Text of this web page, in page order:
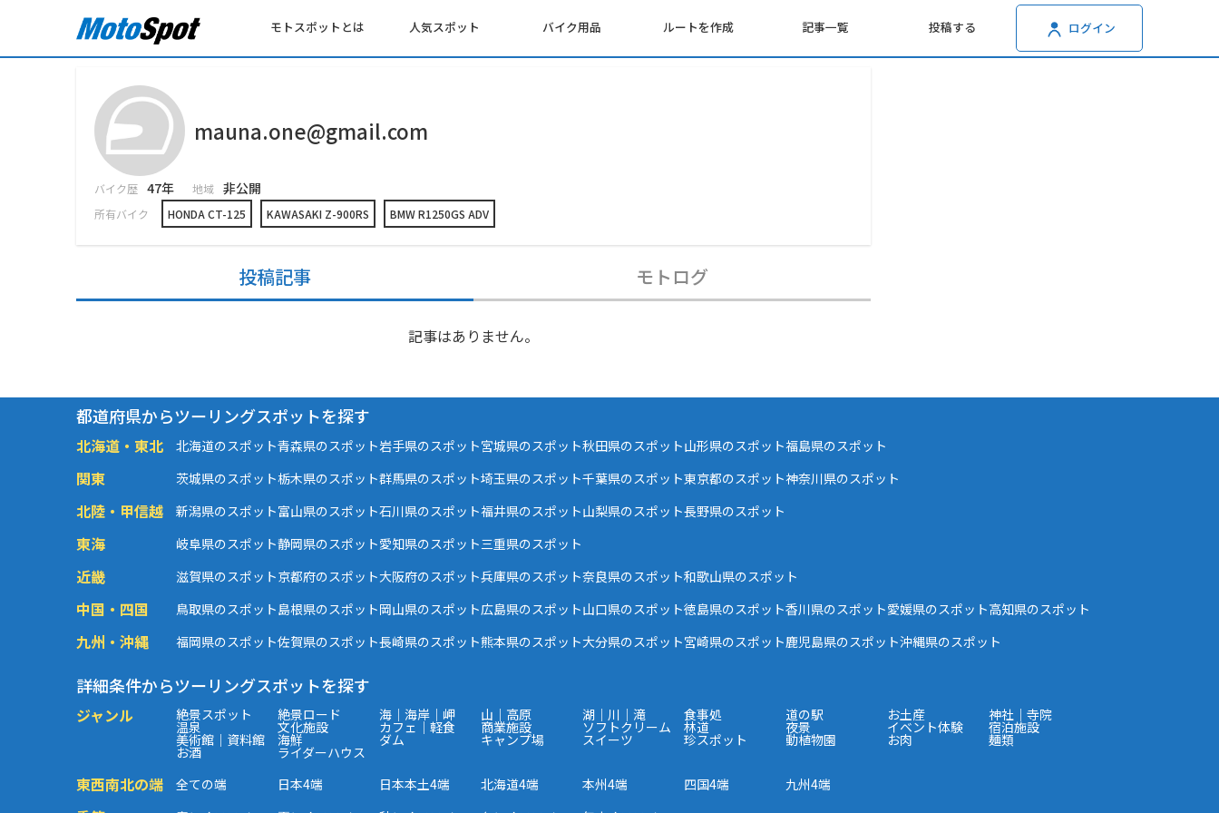
モトスポットとは 人気スポット バイク用品 ルートを作成 記事一覧 投稿する ログイン
mauna.one@gmail.com
バイク歴 47年 地域 非公開
所有バイク HONDA CT-125 KAWASAKI Z-900RS BMW R1250GS ADV
投稿記事 モトログ
記事はありません。
都道府県からツーリングスポットを探す
北海道・東北 北海道のスポット青森県のスポット岩手県のスポット宮城県のスポット秋田県のスポット山形県のスポット福島県のスポット
関東 茨城県のスポット栃木県のスポット群馬県のスポット埼玉県のスポット千葉県のスポット東京都のスポット神奈川県のスポット
北陸・甲信越 新潟県のスポット富山県のスポット石川県のスポット福井県のスポット山梨県のスポット長野県のスポット
東海 岐阜県のスポット静岡県のスポット愛知県のスポット三重県のスポット
近畿 滋賀県のスポット京都府のスポット大阪府のスポット兵庫県のスポット奈良県のスポット和歌山県のスポット
中国・四国 鳥取県のスポット島根県のスポット岡山県のスポット広島県のスポット山口県のスポット徳島県のスポット香川県のスポット愛媛県のスポット高知県のスポット
九州・沖縄 福岡県のスポット佐賀県のスポット長崎県のスポット熊本県のスポット大分県のスポット宮崎県のスポット鹿児島県のスポット沖縄県のスポット
詳細条件からツーリングスポットを探す
ジャンル 絶景スポット 絶景ロード 海｜海岸｜岬 山｜高原 湖｜川｜滝 食事処 道の駅 お土産 神社｜寺院
温泉 文化施設 カフェ｜軽食 商業施設 ソフトクリーム 林道 夜景 イベント体験 宿泊施設
美術館｜資料館 海鮮 ダム キャンプ場 スイーツ 珍スポット 動植物園 お肉 麺類
お酒 ライダーハウス
東西南北の端 全ての端 日本4端 日本本土4端 北海道4端 本州4端 四国4端 九州4端